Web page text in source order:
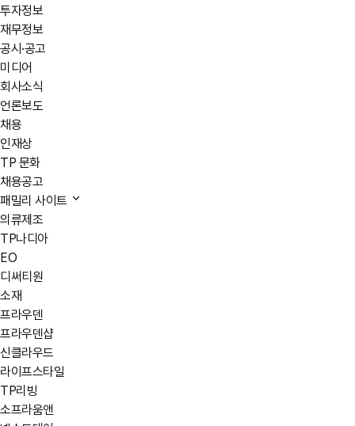
투자정보
재무정보
공시·공고
미디어
회사소식
언론보도
채용
인재상
TP 문화
채용공고
패밀리 사이트
의류제조
TP나디아
EO
디써티원
소재
프라우덴
프라우덴샵
신클라우드
라이프스타일
TP리빙
소프라움앤